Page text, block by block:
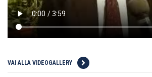
VAI ALLA VIDEOGALLERY